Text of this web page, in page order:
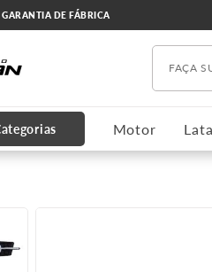
DE FÁBRICA
Faça
Motor